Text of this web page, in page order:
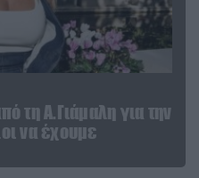
τη Α.Γιάμαλη για την
να έχουμε